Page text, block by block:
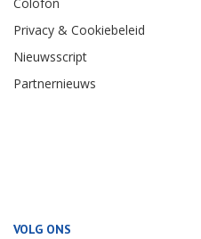
Colofon
Privacy & Cookiebeleid
Nieuwsscript
Partnernieuws
VOLG ONS